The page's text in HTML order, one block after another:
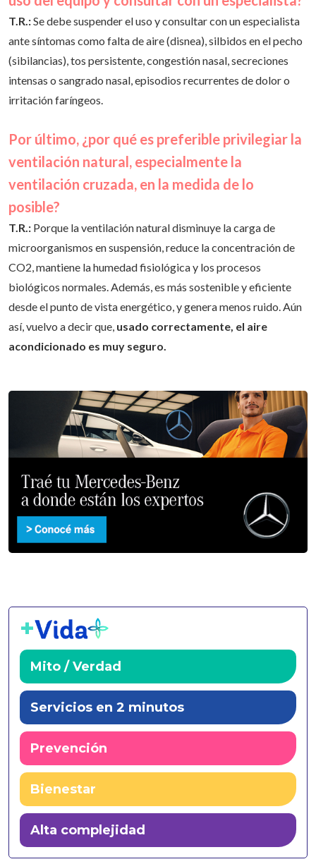
uso del equipo y consultar con un especialista?
T.R.:Se debe suspender el uso y consultar con un especialista
ante síntomas como falta de aire (disnea), silbidos en el pecho
(sibilancias), tos persistente, congestión nasal, secreciones
intensas o sangrado nasal, episodios recurrentes de dolor o
Por último, ¿por qué es preferible privilegiar la
ventilación natural, especialmente la
ventilación cruzada, en la medida de lo
posible?
T.R.:Porque la ventilación natural disminuye la carga de
microorganismos en suspensión, reduce la concentración de
CO2, mantiene la humedad fisiológica y los procesos
biológicos normales. Además, es más sostenible y eficiente
desde el punto de vista energético, y genera menos ruido. Aún
así, vuelvo a decir que,usado correctamente, el aire
+
Mito / Verdad
Servicios en 2 minutos
Prevención
Bienestar
Alta complejidad